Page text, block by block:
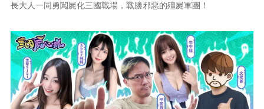
長大人一同勇闖屍化三國戰場，戰勝邪惡的殭屍軍團！